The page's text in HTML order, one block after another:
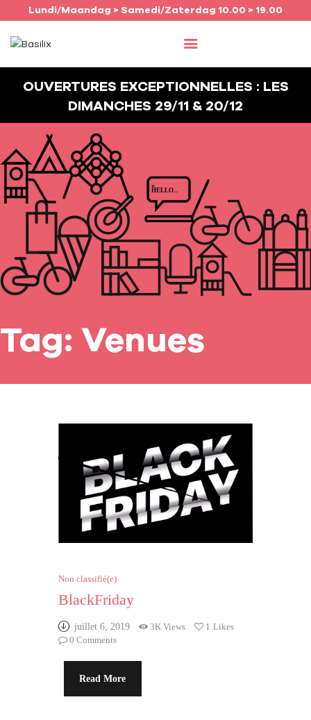
Lundi/Maandag > Samedi/Zaterdag 10.00 > 19.00
OUVERTURES EXCEPTIONNELLES : LES
DIMANCHES 29/11 & 20/12
Tag: Venues
ACCUEIL
COMMERCES
JOB
INFO
FRANÇAIS
Non classifié(e)
BlackFriday
juillet 6, 2019 3K Views 1 Likes
0 Comments
Read More